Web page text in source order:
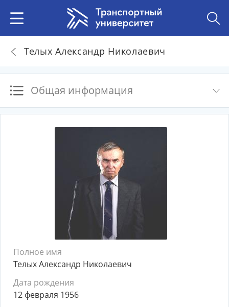
Телых Александр Николаевич
Общая информация
Полное имя
Телых Александр Николаевич
Дата рождения
12 февраля 1956